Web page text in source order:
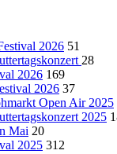
2026 51
28
2026 169
2026 37
Open Air 2025
2025
Mai 20
2025 312